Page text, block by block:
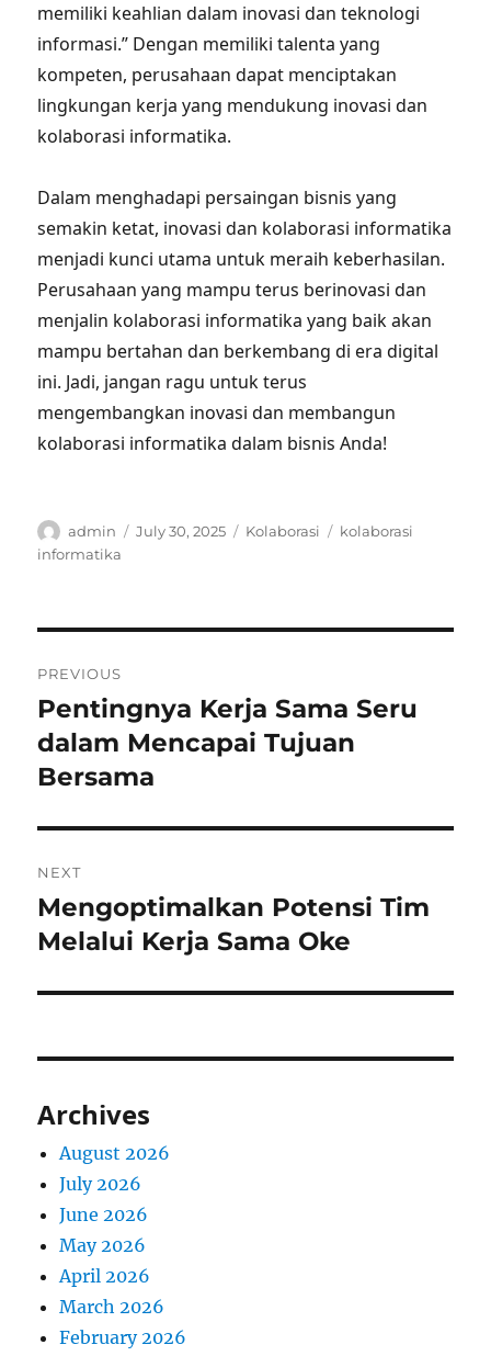
memiliki keahlian dalam inovasi dan teknologi
informasi.” Dengan memiliki talenta yang
kompeten, perusahaan dapat menciptakan
lingkungan kerja yang mendukung inovasi dan
kolaborasi informatika.
Dalam menghadapi persaingan bisnis yang
semakin ketat, inovasi dan kolaborasi informatika
menjadi kunci utama untuk meraih keberhasilan.
Perusahaan yang mampu terus berinovasi dan
menjalin kolaborasi informatika yang baik akan
mampu bertahan dan berkembang di era digital
ini. Jadi, jangan ragu untuk terus
mengembangkan inovasi dan membangun
kolaborasi informatika dalam bisnis Anda!
Author
admin
Posted
July 30, 2025 Categories
Kolaborasi Tags
kolaborasi
informatika
navigation
PREVIOUS
Previous
post:
Pentingnya Kerja Sama Seru
dalam Mencapai Tujuan
Bersama
NEXT
Next
post:
Mengoptimalkan Potensi Tim
Melalui Kerja Sama Oke
Archives
August 2026
July 2026
June 2026
May 2026
April 2026
March 2026
February 2026